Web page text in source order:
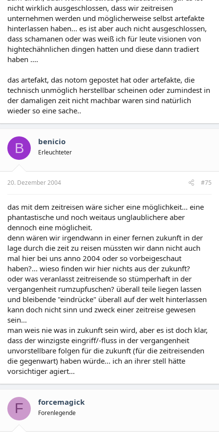
nicht wirklich ausgeschlossen, dass wir zeitreisen
unternehmen werden und möglicherweise selbst artefakte
hinterlassen haben... es ist aber auch nicht ausgeschlossen,
dass schamanen oder was weiß ich für leute visionen von
hightechähnlichen dingen hatten und diese dann tradiert
haben ....
das artefakt, das notom gepostet hat oder artefakte, die
technisch unmöglich herstellbar scheinen oder zumindest in
der damaligen zeit nicht machbar waren sind natürlich
wieder so eine sache..
B benicio
Erleuchteter
20. Dezember 2004 #75
das mit dem zeitreisen wäre sicher eine möglichkeit... eine
phantastische und noch weitaus unglaublichere aber
dennoch eine möglicheit.
denn wären wir irgendwann in einer fernen zukunft in der
lage durch die zeit zu reisen müssten wir dann nicht auch
mal hier bei uns anno 2004 oder so vorbeigeschaut
haben?... wieso finden wir hier nichts aus der zukunft?
oder was veranlasst zeitreisende so stümperhaft in der
vergangenheit rumzupfuschen? überall teile liegen lassen
und bleibende "eindrücke" überall auf der welt hinterlassen
kann doch nicht sinn und zweck einer zeitreise gewesen
sein...
man weis nie was in zukunft sein wird, aber es ist doch klar,
dass der winzigste eingriff/-fluss in der vergangenheit
unvorstellbare folgen für die zukunft (für die zeitreisenden
die gegenwart) haben würde... ich an ihrer stell hätte
vorsichtiger agiert...
F forcemagick
Forenlegende